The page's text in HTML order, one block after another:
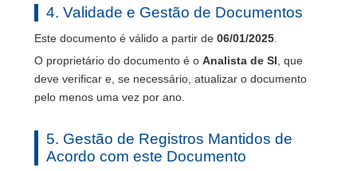
4. Validade e Gestão de Documentos
Este documento é válido a partir de 06/01/2025.
O proprietário do documento é o Analista de SI, que
deve verificar e, se necessário, atualizar o documento
pelo menos uma vez por ano.
5. Gestão de Registros Mantidos de
Acordo com este Documento